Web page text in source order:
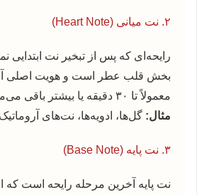
۲. نت میانی (Heart Note)
رایحه‌ای که پس از تبخیر نت ابتدایی
بخش قلب عطر است و هویت اصلی
معمولاً تا ۳۰ دقیقه یا بیشتر باقی می‌ماند.
مثال: گل‌ها، ادویه‌ها، نت‌های آروماتیک
۳. نت پایه (Base Note)